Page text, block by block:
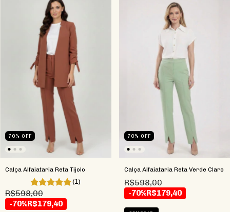
70% OFF
Calça Alfaiataria Reta Tijolo
(1)
R$598,00
-70%R$179,40
70% OFF
Calça Alfaiataria Reta Verde Claro
R$598,00
-70%R$179,40